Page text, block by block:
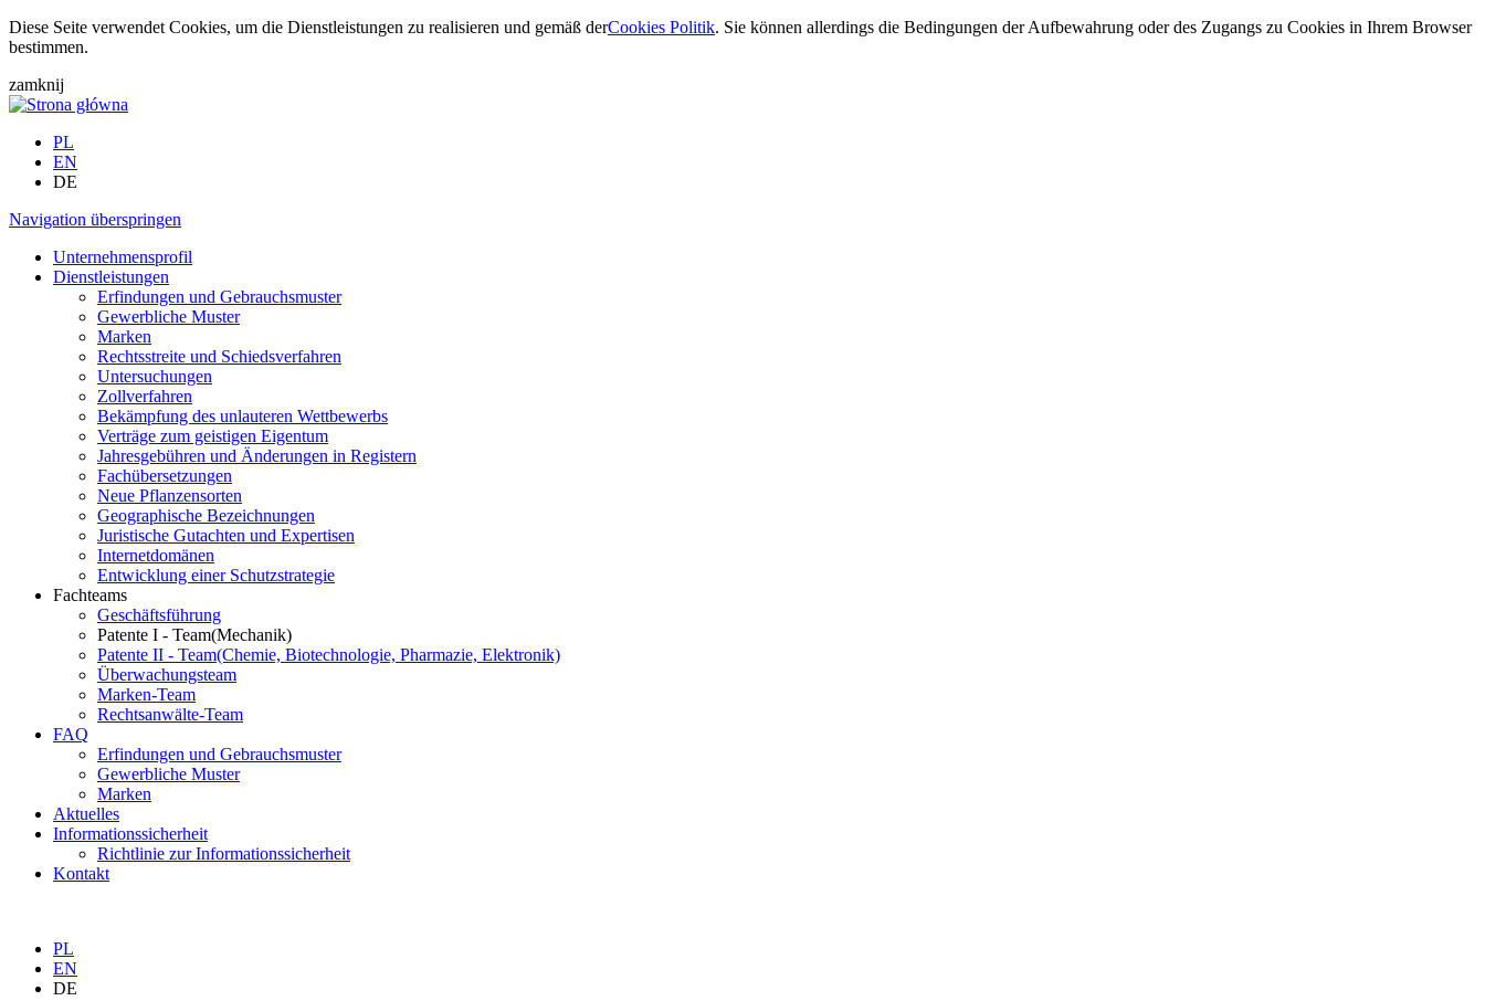
Diese Seite verwendet Cookies, um die Dienstleistungen zu realisieren und gemäß derCookies Politik. Sie können allerdings die Bedingungen der Aufbewahrung oder des Zugangs zu Cookies in Ihrem Browser
bestimmen.
zamknij
PL
EN
DE
Navigation überspringen
Unternehmensprofil
Dienstleistungen
Erfindungen und Gebrauchsmuster
Gewerbliche Muster
Marken
Rechtsstreite und Schiedsverfahren
Untersuchungen
Zollverfahren
Bekämpfung des unlauteren Wettbewerbs
Verträge zum geistigen Eigentum
Jahresgebühren und Änderungen in Registern
Fachübersetzungen
Neue Pflanzensorten
Geographische Bezeichnungen
Juristische Gutachten und Expertisen
Internetdomänen
Entwicklung einer Schutzstrategie
Fachteams
Geschäftsführung
Patente I - Team(Mechanik)
Patente II - Team(Chemie, Biotechnologie, Pharmazie, Elektronik)
Überwachungsteam
Marken-Team
Rechtsanwälte-Team
FAQ
Erfindungen und Gebrauchsmuster
Gewerbliche Muster
Marken
Aktuelles
Informationssicherheit
Richtlinie zur Informationssicherheit
Kontakt
PL
EN
DE